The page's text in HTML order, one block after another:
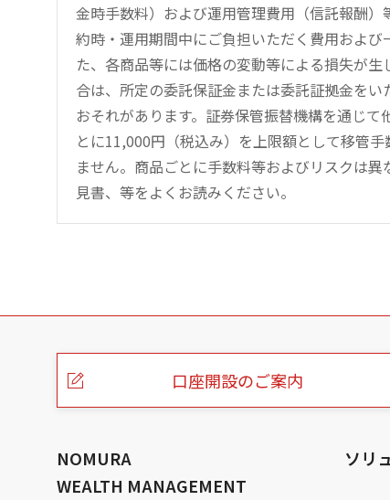
金時手数料）および運用管理費用（信託報酬
約時・運用期間中にご負担いただく費用およ
た、各商品等には価格の変動等による損失が
合は、所定の委託保証金または委託証拠金を
おそれがあります。証券保管振替機構を通じ
とに11,000円（税込み）を上限額として移管
ません。商品ごとに手数料等およびリスクは
見書、等をよくお読みください。
こ
口座開設のご案内
NOMURA
WEALTH MANAGEMENT
ソリ